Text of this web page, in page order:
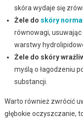
skóra wydaje się
Żele do skóry
równowagi,
warstwy
Żele do skóry
myślą o łagodzeniu
substancji.
Warto również zwrócić
głębokie oczyszczanie,